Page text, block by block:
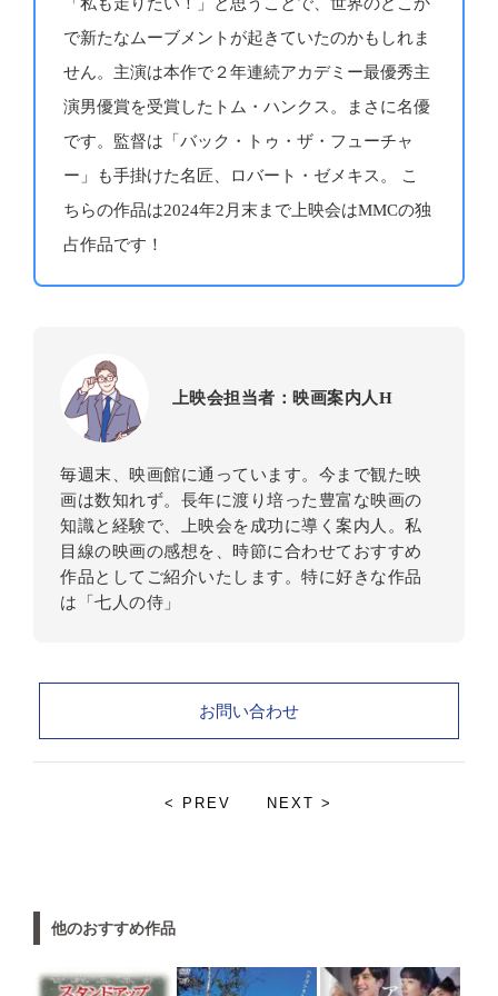
で新たなムーブメントが起きていたのかもしれま
せん。主演は本作で２年連続アカデミー最優秀主
演男優賞を受賞したトム・ハンクス。まさに名優
です。監督は「バック・トゥ・ザ・フューチャ
ー」も手掛けた名匠、ロバート・ゼメキス。 こ
ちらの作品は2024年2月末まで上映会はMMCの独
占作品です！
上映会担当者：映画案内人H
毎週末、映画館に通っています。今まで観た映
画は数知れず。長年に渡り培った豊富な映画の
知識と経験で、上映会を成功に導く案内人。私
目線の映画の感想を、時節に合わせておすすめ
作品としてご紹介いたします。特に好きな作品
は「七人の侍」
お問い合わせ
< PREV NEXT >
他のおすすめ作品